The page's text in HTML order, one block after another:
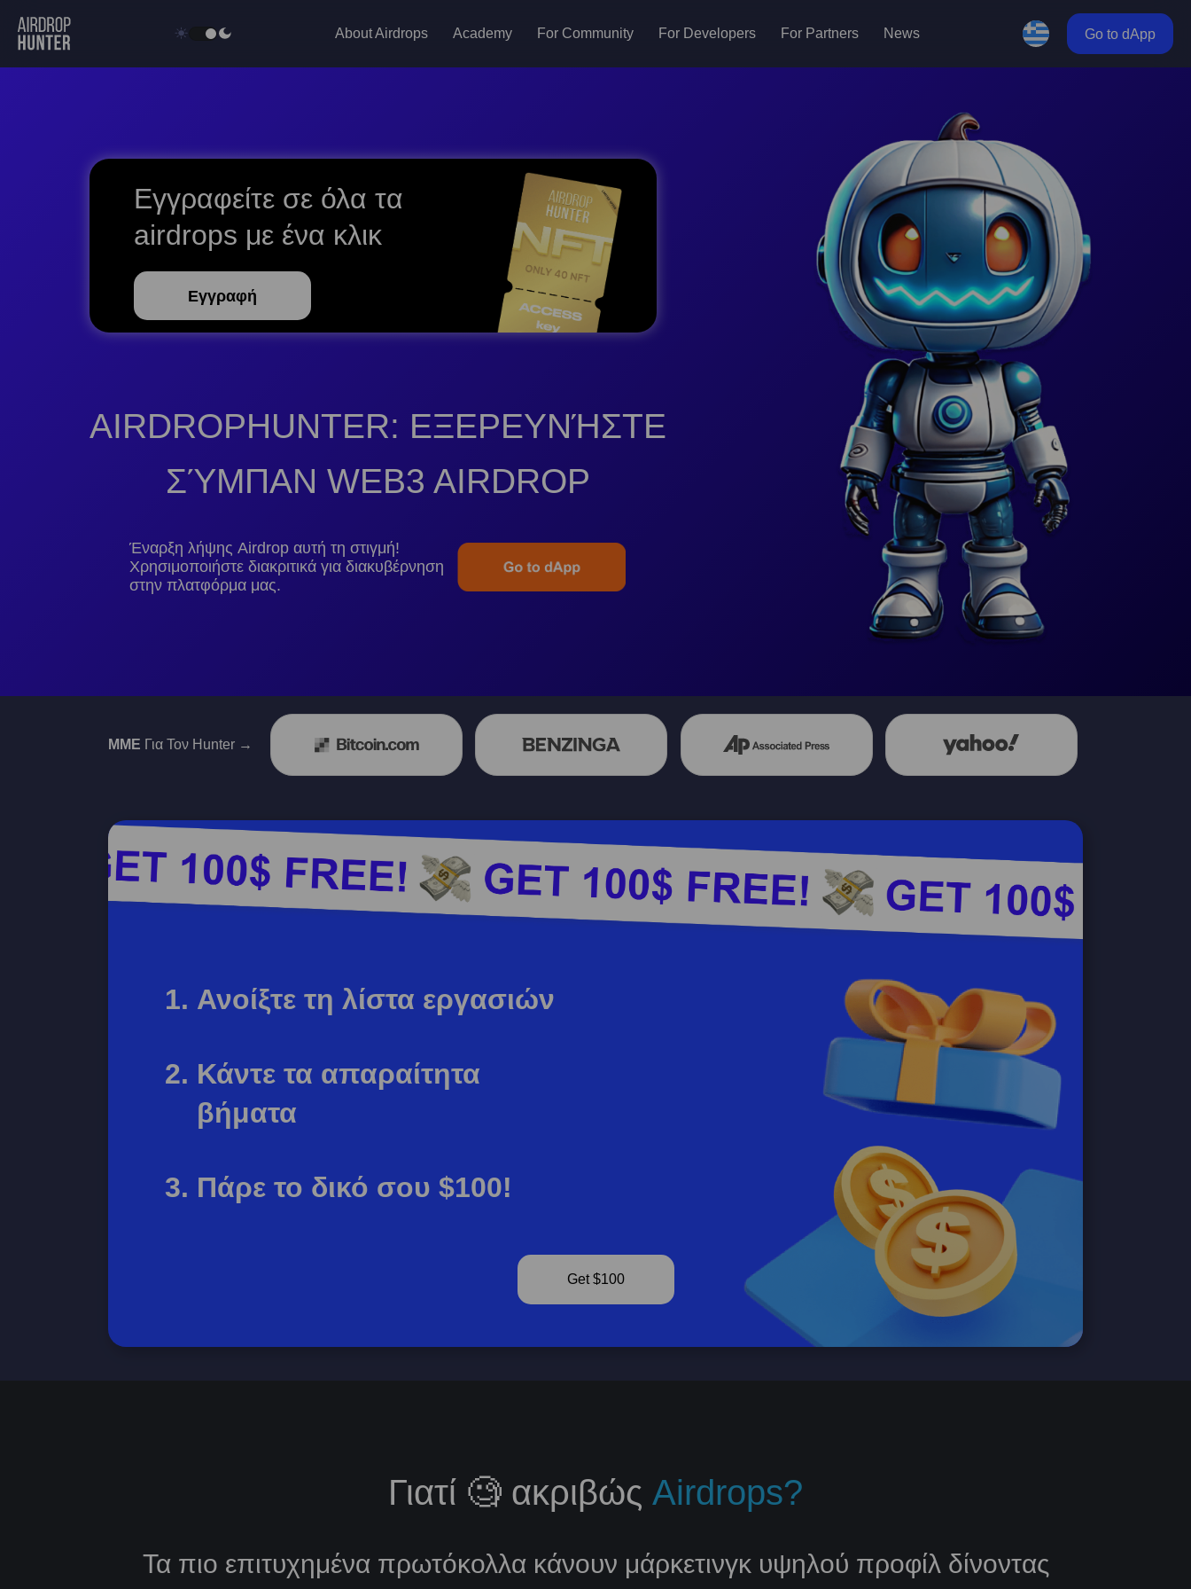
About Airdrops Academy For Community For Developers For Partners News Go to dApp
Εγγραφείτε σε όλα τα
airdrops με ένα κλικ
Εγγραφή
AIRDROPHUNTER: ΕΞΕΡΕΥΝΉΣΤΕ
ΣΎΜΠΑΝ WEB3 AIRDROP
Έναρξη λήψης Airdrop αυτή τη στιγμή!
Χρησιμοποιήστε διακριτικά για διακυβέρνηση
στην πλατφόρμα μας.
ΜΜΕ Για Τον Hunter →
Ανοίξτε τη λίστα εργασιών
Κάντε τα απαραίτητα
βήματα
Πάρε το δικό σου $100!
Get $100
Γιατί 🧐 ακριβώς Airdrops?
Τα πιο επιτυχημένα πρωτόκολλα κάνουν μάρκετινγκ υψηλού προφίλ δίνοντας